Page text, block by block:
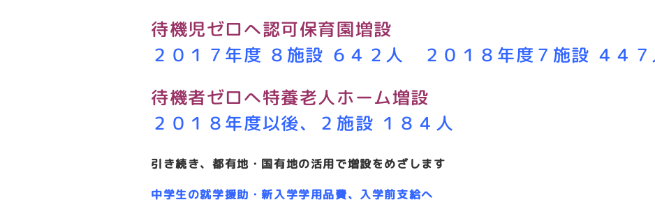
待機児ゼロへ認可保育園増設
２０１７年度 ８施設 ６４２人 ２０１８年度７施設 ４４７
待機者ゼロへ特養老人ホーム増設
２０１８年度以後、２施設 １８４人
引き続き、都有地・国有地の活用で増設をめざします
中学生の就学援助・新入学学用品費、入学前支給へ